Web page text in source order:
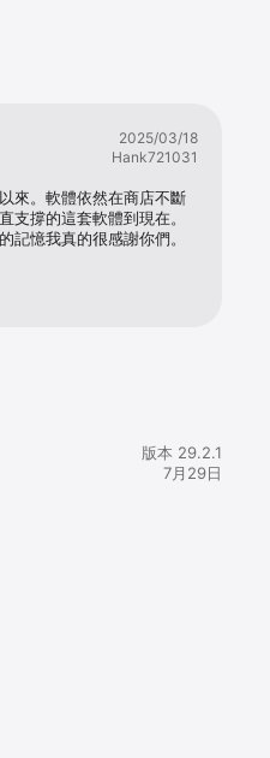
2025/03/18
Hank721031
來。軟體依然在商店不斷
支撐的這套軟體到現在。
記憶我真的很感謝你們。
版本 29.2.1
7月29日